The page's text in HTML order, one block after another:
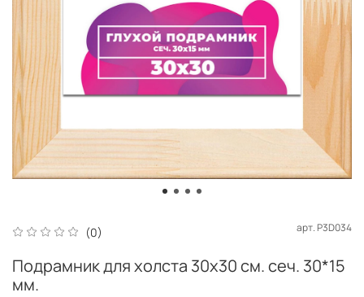
(0) арт.P3D034
Подрамник для холста 30x30 см. сеч. 30*15
мм.